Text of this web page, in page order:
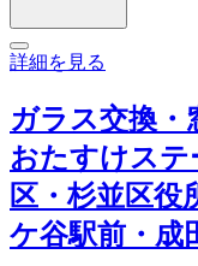
詳細を見る
ガラス交換・
おたすけステ
区・杉並区役
ケ谷駅前・成